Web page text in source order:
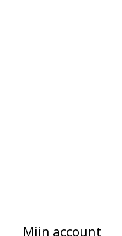
Mijn account